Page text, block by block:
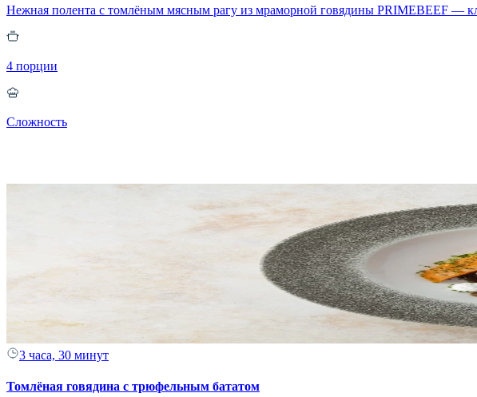
Нежная полента с томлёным мясным рагу из мраморной говядины PRIMEBEEF —
4 порции
Сложность
3 часа, 30 минут
Томлёная говядина с трюфельным бататом